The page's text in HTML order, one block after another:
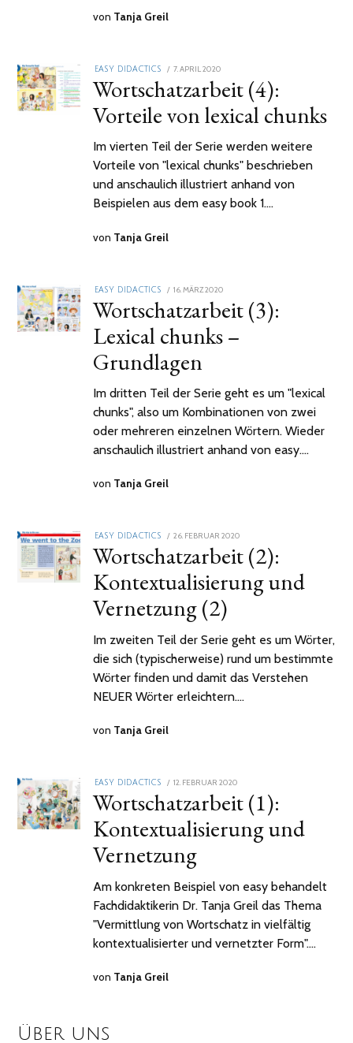
von Tanja Greil
EASY DIDACTICS
POSTED
7. APRIL 2020
FEBRUAR
2021
Wortschatzarbeit (4):
Vorteile von lexical chunks
Im vierten Teil der Serie werden weitere
Vorteile von "lexical chunks" beschrieben
und anschaulich illustriert anhand von
Beispielen aus dem easy book 1.…
von Tanja Greil
EASY DIDACTICS
POSTED
16. MÄRZ 2020
FEBRUAR
2021
Wortschatzarbeit (3):
Lexical chunks –
Grundlagen
Im dritten Teil der Serie geht es um "lexical
chunks", also um Kombinationen von zwei
oder mehreren einzelnen Wörtern. Wieder
anschaulich illustriert anhand von easy.…
von Tanja Greil
EASY DIDACTICS
POSTED
26. FEBRUAR 2020
FEBRUAR
2021
Wortschatzarbeit (2):
Kontextualisierung und
Vernetzung (2)
Im zweiten Teil der Serie geht es um Wörter,
die sich (typischerweise) rund um bestimmte
Wörter finden und damit das Verstehen
NEUER Wörter erleichtern.…
von Tanja Greil
EASY DIDACTICS
POSTED
12. FEBRUAR 2020
FEBRUAR
2021
Wortschatzarbeit (1):
Kontextualisierung und
Vernetzung
Am konkreten Beispiel von easy behandelt
Fachdidaktikerin Dr. Tanja Greil das Thema
"Vermittlung von Wortschatz in vielfältig
kontextualisierter und vernetzter Form".…
von Tanja Greil
Über uns